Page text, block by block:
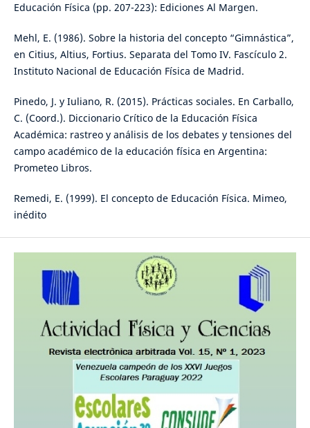
Educación Física (pp. 207-223): Ediciones Al Margen.
Mehl, E. (1986). Sobre la historia del concepto “Gimnástica”,
en Citius, Altius, Fortius. Separata del Tomo IV. Fascículo 2.
Instituto Nacional de Educación Física de Madrid.
Pinedo, J. y Iuliano, R. (2015). Prácticas sociales. En Carballo,
C. (Coord.). Diccionario Crítico de la Educación Física
Académica: rastreo y análisis de los debates y tensiones del
campo académico de la educación física en Argentina:
Prometeo Libros.
Remedi, E. (1999). El concepto de Educación Física. Mimeo,
inédito